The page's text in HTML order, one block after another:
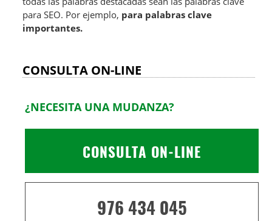
para SEO. Por ejemplo, para palabras clave
importantes.
CONSULTA ON-LINE
¿NECESITA UNA MUDANZA?
CONSULTA ON-LINE
976 434 045